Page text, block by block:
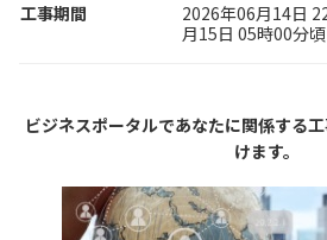
工事期間
2026年06月14日
月15日 05時00分頃
ビジネスポータルであなたに関係する
けます。